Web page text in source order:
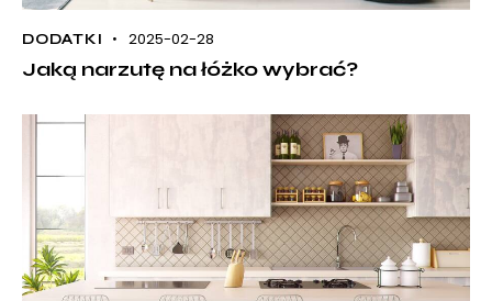
DODATKI 2025-02-28
Jaką narzutę na łóżko wybrać?